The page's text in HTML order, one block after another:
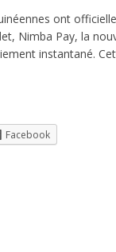
ont
Nimba Pay, la
instantané.
Facebook